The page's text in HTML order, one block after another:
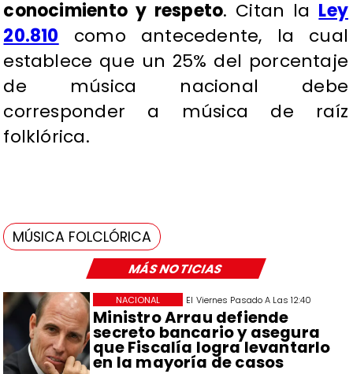
MÁS NOTICIAS
El Viernes Pasado A Las 12:40
Ministro Arrau defiende
secreto bancario y asegura
que Fiscalía logra levantarlo
en la mayoría de casos
NACIONAL
conocimiento y respeto. Citan la Ley
20.810 como antecedente, la cual
establece que un 25% del porcentaje
de música nacional debe
corresponder a música de raíz
folklórica.
MÚSICA FOLCLÓRICA